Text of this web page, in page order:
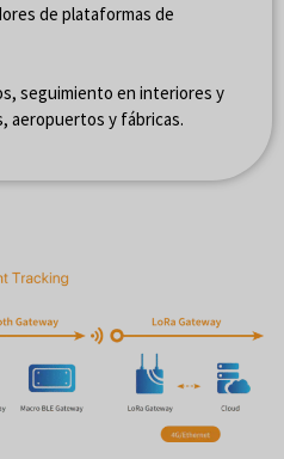
de plataformas de
seguimiento en interiores y
aeropuertos y fábricas.